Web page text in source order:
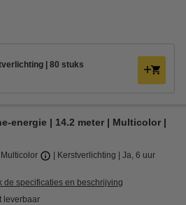
| 80 stuks
energie | 14.2 meter | Multicolor |
Multicolor Kerstverlichting Ja, 6 uur
de specificaties en beschrijving
leverbaar